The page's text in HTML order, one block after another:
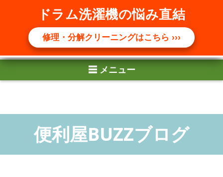
☰ メニュー
ドラム洗濯機の悩み直結
修理・分解クリーニングはこちら ›››